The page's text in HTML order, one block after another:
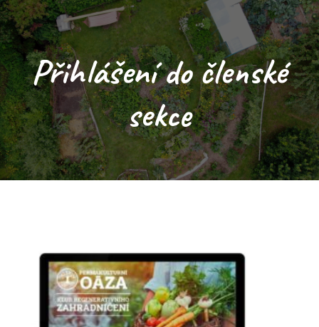
Přihlášení do členské
sekce